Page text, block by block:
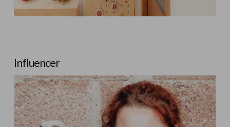
Influencer: Bricoydeco Mujermanitas
Influencer